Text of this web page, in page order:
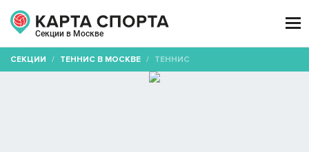
Секции в Москве

СЕКЦИИ / ТЕННИС В МОСКВЕ / ТЕННИС